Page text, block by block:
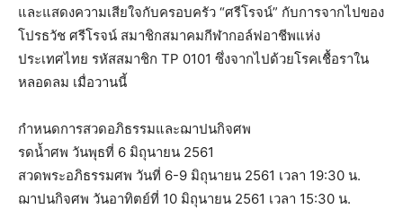
และแสดงความเสียใจกับครอบครัว “ศรีโรจน์” กับการจากไปของ
โปรธวัช ศรีโรจน์ สมาชิกสมาคมกีฬากอล์ฟอาชีพแห่ง
ประเทศไทย รหัสสมาชิก TP 0101 ซึ่งจากไปด้วยโรคเชื้อราใน
หลอดลม เมื่อวานนี้
กำหนดการสวดอภิธรรมและฌาปนกิจศพ
รดน้ำศพ วันพุธที่ 6 มิถุนายน 2561
สวดพระอภิธรรมศพ วันที่ 6-9 มิถุนายน 2561 เวลา 19:30 น.
ฌาปนกิจศพ วันอาทิตย์ที่ 10 มิถุนายน 2561 เวลา 15:30 น.